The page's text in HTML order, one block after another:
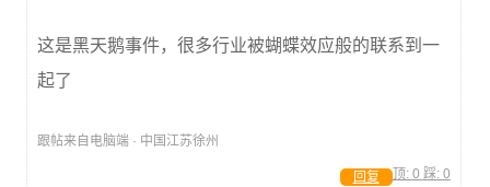
这是黑天鹅事件，很多行业被蝴蝶效应般的联系到一
起了
跟帖来自电脑端 · 中国江苏徐州
顶: 0 踩: 0
回复